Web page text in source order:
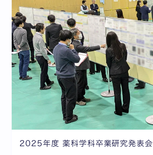
2025年度 薬科学科卒業研究発表会